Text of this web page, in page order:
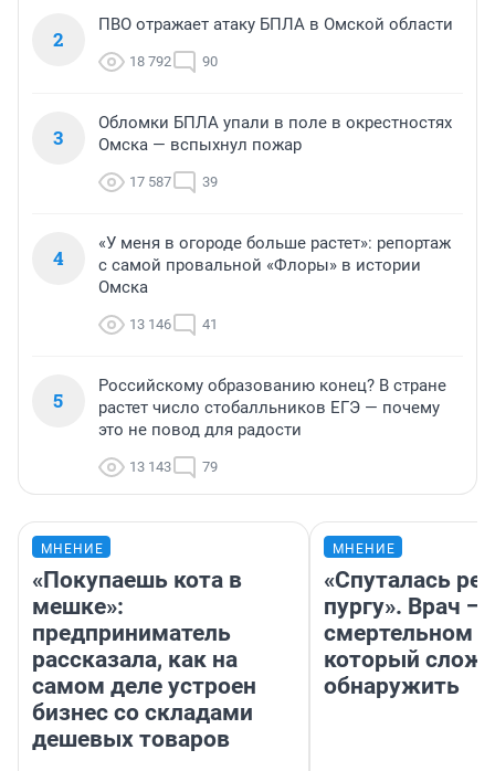
2
ПВО отражает атаку БПЛА в Омской области
18 792 90
3
Обломки БПЛА упали в поле в окрестностях
Омска — вспыхнул пожар
17 587 39
4
«У меня в огороде больше растет»: репортаж
с самой провальной «Флоры» в истории
Омска
13 146 41
5
Российскому образованию конец? В стране
растет число стобалльников ЕГЭ — почему
это не повод для радости
13 143 79
МНЕНИЕ
«Покупаешь кота в
мешке»:
предприниматель
рассказала, как на
самом деле устроен
бизнес со складами
дешевых товаров
МНЕНИЕ
«Спуталась
пургу». Врач —
смертельном
который
обнаружить